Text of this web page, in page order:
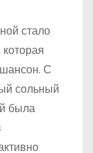
стало
С
сольный
была